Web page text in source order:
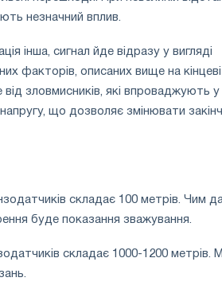
незначний вплив.
інша, сигнал йде відразу у вигляді
факторів, описаних вище на кінцеві
зловмисників, які впроваджують у
що дозволяє змінювати
складає 100 метрів. Чим
буде показання зважування.
складає 1000-1200 метрів.